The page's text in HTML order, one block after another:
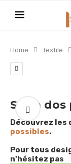
Home Textile
Sac à
Découvrez
possibles.
Pour tous
n'hésitez pas